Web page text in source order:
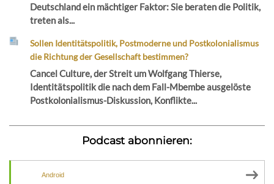
Deutschland ein mächtiger Faktor: Sie beraten die Politik,
treten als...
Sollen Identitätspolitik, Postmoderne und Postkolonialismus
die Richtung der Gesellschaft bestimmen?
Cancel Culture, der Streit um Wolfgang Thierse,
Identitätspolitik die nach dem Fall-Mbembe ausgelöste
Postkolonialismus-Diskussion, Konflikte...
Podcast abonnieren:
Android